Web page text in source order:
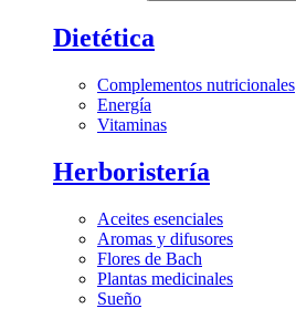
Dietética
Complementos nutricionales
Energía
Vitaminas
Herboristería
Aceites esenciales
Aromas y difusores
Flores de Bach
Plantas medicinales
Sueño